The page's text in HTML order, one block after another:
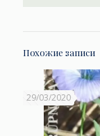
Похожие записи
29/03/2020